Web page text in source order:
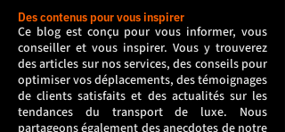
Des contenus pour vous inspirer
Ce blog est conçu pour vous informer, vous
conseiller et vous inspirer. Vous y trouverez
des articles sur nos services, des conseils pour
optimiser vos déplacements, des témoignages
de clients satisfaits et des actualités sur les
tendances du transport de luxe. Nous
partageons également des anecdotes de notre